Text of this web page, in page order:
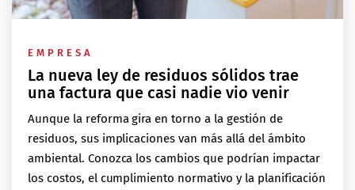
EMPRESA
La nueva ley de residuos sólidos trae
una factura que casi nadie vio venir
Aunque la reforma gira en torno a la gestión de
residuos, sus implicaciones van más allá del ámbito
ambiental. Conozca los cambios que podrían impactar
los costos, el cumplimiento normativo y la planificación